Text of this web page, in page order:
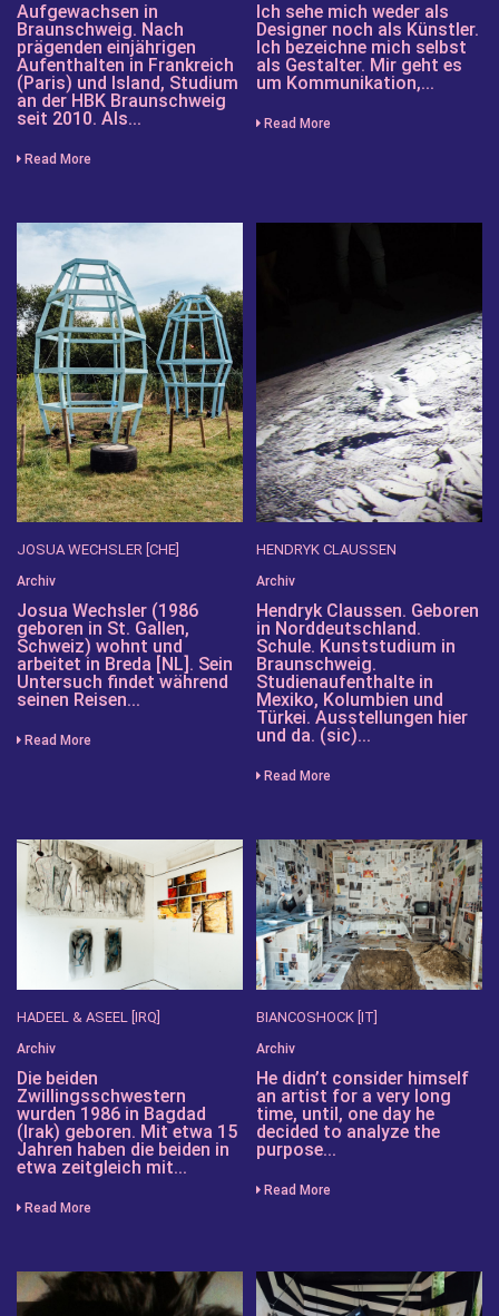
Aufgewachsen in
Braunschweig. Nach
prägenden einjährigen
Aufenthalten in Frankreich
(Paris) und Island, Studium
an der HBK Braunschweig
seit 2010. Als...
Read More
Ich sehe mich weder als
Designer noch als Künstler.
Ich bezeichne mich selbst
als Gestalter. Mir geht es
um Kommunikation,...
Read More
JOSUA WECHSLER [CHE]
Archiv
Josua Wechsler (1986
geboren in St. Gallen,
Schweiz) wohnt und
arbeitet in Breda [NL]. Sein
Untersuch findet während
seinen Reisen...
Read More
HENDRYK CLAUSSEN
Archiv
Hendryk Claussen. Geboren
in Norddeutschland.
Schule. Kunststudium in
Braunschweig.
Studienaufenthalte in
Mexiko, Kolumbien und
Türkei. Ausstellungen hier
und da. (sic)...
Read More
HADEEL & ASEEL [IRQ]
Archiv
Die beiden
Zwillingsschwestern
wurden 1986 in Bagdad
(Irak) geboren. Mit etwa 15
Jahren haben die beiden in
etwa zeitgleich mit...
Read More
BIANCOSHOCK [IT]
Archiv
He didn’t consider himself
an artist for a very long
time, until, one day he
decided to analyze the
purpose...
Read More